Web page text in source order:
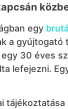
egy
a
30 éves
lefejezni.